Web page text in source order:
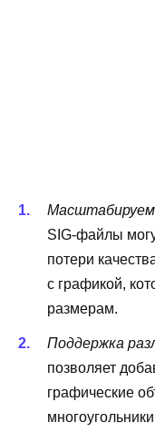
SIG-файлы
потери
с графикой,
размерам.
Поддержка
позволяет
графические